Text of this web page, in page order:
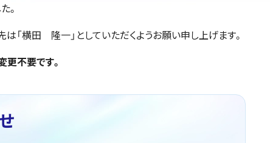
。
横田 隆一」としていただくようお願い申し上げます。
不要です。